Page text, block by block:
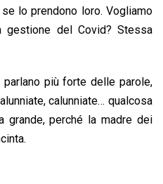
lo prendono loro. Vogliamo
gestione del Covid? Stessa
più forte delle parole,
calunniate… qualcosa
grande, perché la madre dei